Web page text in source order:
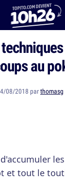
au
08/2018 parthomasg
et tout le